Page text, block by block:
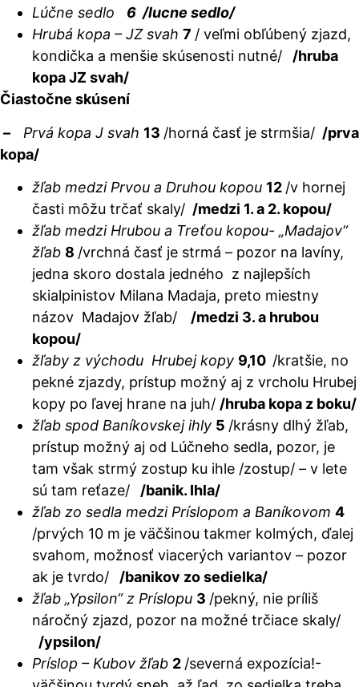
Lúčne sedlo 6 /lucne sedlo/
Hrubá kopa – JZ svah 7 / veľmi obľúbený zjazd,
kondička a menšie skúsenosti nutné/
/hruba
kopa JZ svah/
Čiastočne skúsení
– Prvá kopa J svah 13 /horná časť je strmšia/ /prva
kopa/
žľab medzi Prvou a Druhou kopou 12 /v hornej
časti môžu trčať skaly/ /medzi 1. a 2. kopou/
žľab medzi Hrubou a Treťou kopou- „Madajov“
žľab 8 /vrchná časť je strmá – pozor na lavíny,
jedna skoro dostala jedného z najlepších
skialpinistov Milana Madaja, preto miestny
názov Madajov žľab/
/medzi 3. a hrubou
kopou/
žľaby z východu Hrubej kopy 9,10 /kratšie, no
pekné zjazdy, prístup možný aj z vrcholu Hrubej
kopy po ľavej hrane na juh/ /hruba kopa z boku/
žľab spod Baníkovskej ihly 5 /krásny dlhý žľab,
prístup možný aj od Lúčneho sedla, pozor, je
tam však strmý zostup ku ihle /zostup/ – v lete
sú tam reťaze/
/banik. Ihla/
žľab zo sedla medzi Príslopom a Baníkovom 4
/prvých 10 m je väčšinou takmer kolmých, ďalej
svahom, možnosť viacerých variantov – pozor
ak je tvrdo/
/banikov zo sedielka/
žľab „Ypsilon“ z Príslopu 3 /pekný, nie príliš
náročný zjazd, pozor na možné trčiace skaly/
/ypsilon/
Príslop – Kubov žľab 2 /severná expozícia!-